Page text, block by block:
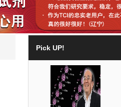
Pick UP!